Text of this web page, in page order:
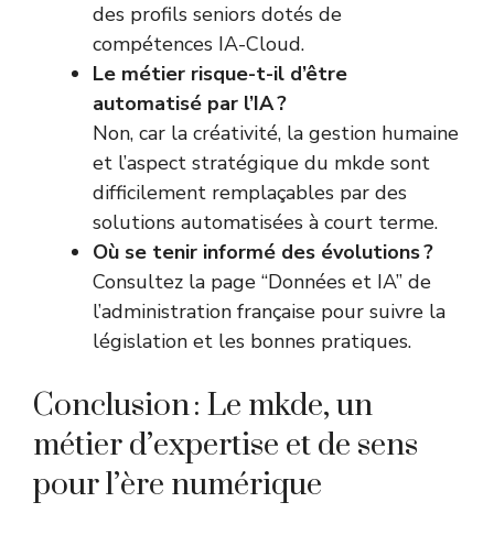
des profils seniors dotés de
compétences IA-Cloud.
Le métier risque-t-il d’être
automatisé par l’IA ?
Non, car la créativité, la gestion humaine
et l’aspect stratégique du mkde sont
difficilement remplaçables par des
solutions automatisées à court terme.
Où se tenir informé des évolutions ?
Consultez la page “Données et IA” de
l’administration française pour suivre la
législation et les bonnes pratiques.
Conclusion : Le mkde, un
métier d’expertise et de sens
pour l’ère numérique